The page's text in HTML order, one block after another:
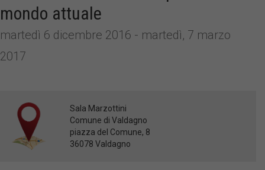
mondo attuale
martedì 6 dicembre 2016 - martedì, 7 marzo
2017
Sala Marzottini
Comune di Valdagno
piazza del Comune, 8
36078 Valdagno